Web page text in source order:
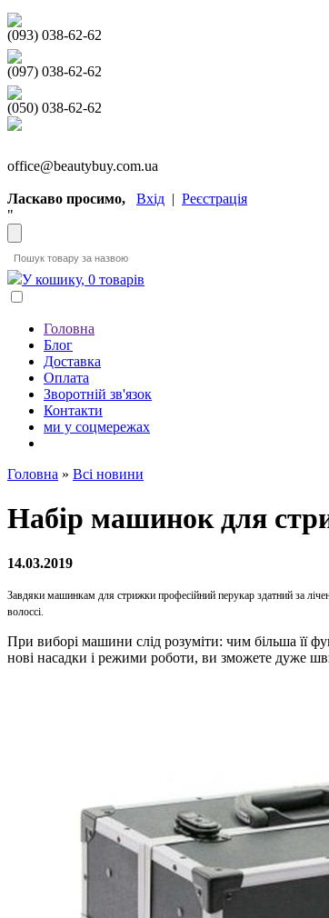
(093) 038-62-62
(097) 038-62-62
(050) 038-62-62
office@beautybuy.com.ua
Ласкаво просимо, Вхід | Реєстрація
"
У кошику, 0 товарів
Головна
Блог
Доставка
Оплата
Зворотній зв'язок
Контакти
ми у соцмережах
Головна » Всі новини
Набір машинок для
14.03.2019
Завдяки машинкам для стрижки професійний перукар здатний за
волоссі.
При виборі машини слід розуміти: чим більша її
нові насадки і режими роботи, ви зможете дуже